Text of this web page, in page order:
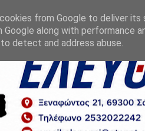
from Google to deliver its
Google along with performance
detect and address abuse.